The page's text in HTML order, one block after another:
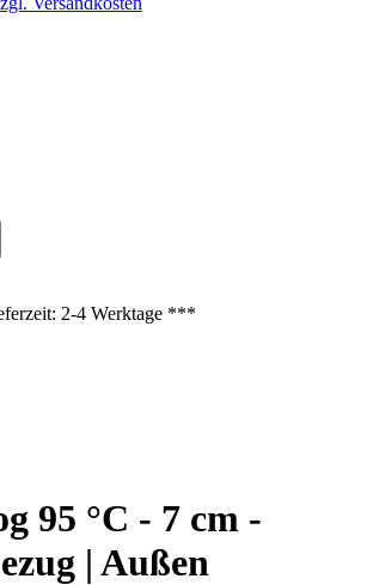
2-4 Werktage ***
95 °C - 7 cm -
| Außen